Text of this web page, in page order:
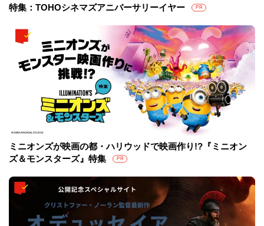
特集：TOHOシネマズアニバーサリーイヤー PR
ミニオンズが映画の都・ハリウッドで映画作り!?『ミニオン
ズ＆モンスターズ』特集
PR